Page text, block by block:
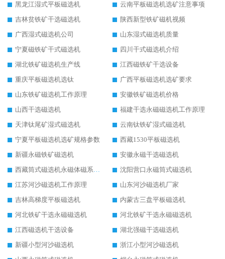
黑龙江湿式平板磁选机
云南平板磁选机选矿注意事项
吉林贫铁矿干选磁选机
陕西新型铁矿磁机视频
广西湿式磁选机公司
山东湿式磁选机质量
宁夏磁铁矿干式磁选机
四川干式磁选机介绍
湖北铁矿磁选机生产线
江西磁铁矿干选设备
重庆平板磁选机选钛
广西平板磁选机选矿要求
山东铁矿磁选机工作原理
安徽铁矿磁选机价格
山西干选磁选机
福建干选永磁磁选机工作原理
天津钛尾矿湿式磁选机
云南钛铁矿湿式磁选机
宁夏平板磁选机选矿规格参数
西藏1530平板磁选机
新疆永磁铁矿磁选机
安徽永磁干选磁选机
西藏筒式磁选机永磁体磁系设计
沈阳营口永磁筒式磁选机
江苏河沙磁选机工作原理
山东河沙磁选机厂家
吉林高梯度平板磁选机
内蒙古三盘平板磁选机
河北铁矿干选永磁磁选机
河北铁矿干选永磁磁选机
江西磁选机干选设备
湖北强磁干选磁选机
新疆小型河沙磁选机
浙江小型河沙磁选机